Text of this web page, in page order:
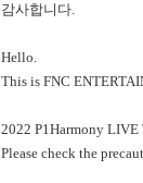
감사합니다.
Hello.
This is FNC
2022 P1Harmony LIVE
Please check the